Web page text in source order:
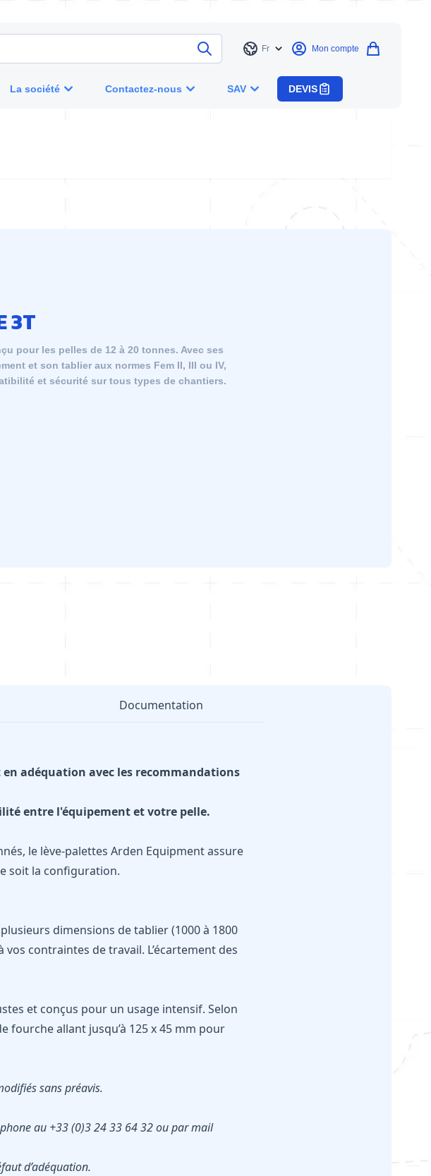
Langue
Fr Mon compte
La société Contactez-nous SAV DEVIS
3T
pour les pelles de 12 à 20 tonnes. Avec ses
et son tablier aux normes Fem II, III ou IV,
et sécurité sur tous types de chantiers.
Documentation
adéquation avec les recommandations
entre l'équipement et votre pelle.
le lève-palettes Arden Equipment assure
soit la configuration.
dimensions de tablier (1000 à 1800
contraintes de travail. L’écartement des
et conçus pour un usage intensif. Selon
fourche allant jusqu’à 125 x 45 mm pour
sans préavis.
au +33 (0)3 24 33 64 32 ou par mail
d’adéquation.